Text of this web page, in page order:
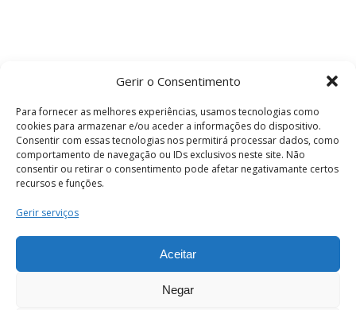
Gerir o Consentimento
Para fornecer as melhores experiências, usamos tecnologias como
cookies para armazenar e/ou aceder a informações do dispositivo.
Consentir com essas tecnologias nos permitirá processar dados, como
comportamento de navegação ou IDs exclusivos neste site. Não
consentir ou retirar o consentimento pode afetar negativamante certos
recursos e funções.
Gerir serviços
Aceitar
Negar
Termos e Condições
os direitos reservados.